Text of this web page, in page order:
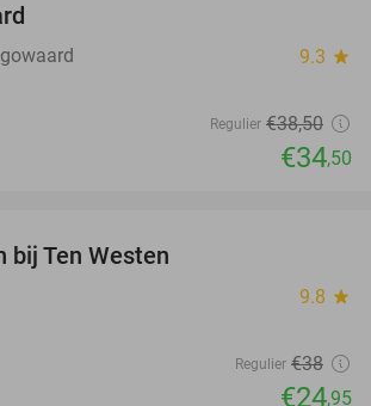
9.3 star
Regulier €38,50
€34,50
bij Ten Westen
9.8 star
Regulier €38
€24,95